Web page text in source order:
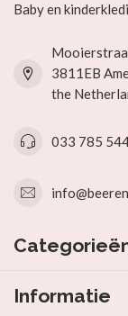
Baby en
3811EB
the
033 785
Informatie